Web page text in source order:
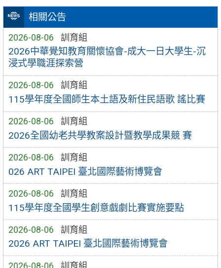
相關公告
2026-08-06 訓育組
2026中華覺知教育關懷協會-成大一日大學生-沉
浸式學職涯探索營
2026-08-06 訓育組
115學年度全國師生本土語及新住民語歌 謠比賽
2026-08-06 訓育組
2026全國幼老共學教案設計暨教學成果競 賽
2026-08-06 訓育組
026 ART TAIPEI 臺北國際藝術博覽會
2026-08-06 訓育組
115學年度全國學生創意戲劇比賽實施要點
2026-08-06 訓育組
2026 ART TAIPEI 臺北國際藝術博覽會
2026-08-06 訓育組